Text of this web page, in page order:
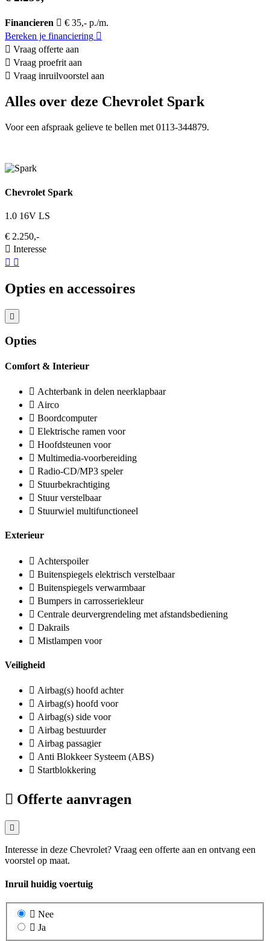
Financieren
€ 35,- p./m.
Bereken je financiering
Vraag offerte aan
Vraag proefrit aan
Vraag inruilvoorstel aan
Alles over deze Chevrolet Spark
Voor een afspraak gelieve te bellen met 0113-344879.
Chevrolet Spark
1.0 16V LS
€ 2.250,-
Interesse
Opties en accessoires
Opties
Comfort & Interieur
Achterbank in delen neerklapbaar
Airco
Boordcomputer
Elektrische ramen voor
Hoofdsteunen voor
Multimedia-voorbereiding
Radio-CD/MP3 speler
Stuurbekrachtiging
Stuur verstelbaar
Stuurwiel multifunctioneel
Exterieur
Achterspoiler
Buitenspiegels elektrisch verstelbaar
Buitenspiegels verwarmbaar
Bumpers in carrosseriekleur
Centrale deurvergrendeling met afstandsbediening
Dakrails
Mistlampen voor
Veiligheid
Airbag(s) hoofd achter
Airbag(s) hoofd voor
Airbag(s) side voor
Airbag bestuurder
Airbag passagier
Anti Blokkeer Systeem (ABS)
Startblokkering
Offerte aanvragen
Interesse in deze Chevrolet? Vraag een offerte aan en ontvang een
voorstel op maat.
Inruil huidig voertuig
Nee
Ja